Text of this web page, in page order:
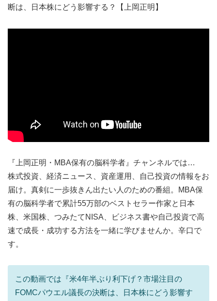
断は、日本株にどう影響する？【上岡正明】
『上岡正明・MBA保有の脳科学者』チャンネルでは…
株式投資、経済ニュース、資産運用、自己投資の情報をお
届け。真剣に一歩抜きん出たい人のための番組。MBA保
有の脳科学者で累計55万部のベストセラー作家と日本
株、米国株、つみたてNISA、ビジネス書や自己投資で高
速で成長・成功する方法を一緒に学びませんか。辛口で
す。
この動画では『米4年半ぶり利下げ？市場注目の
FOMCパウエル議長の決断は、日本株にどう影響す